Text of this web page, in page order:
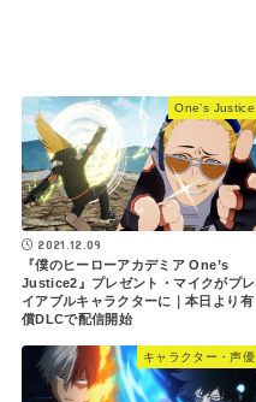
One’s Justice
2021.12.09
『僕のヒーローアカデミア One’s
Justice2』プレゼント・マイクがプレ
イアブルキャラクターに｜本日より有
償DLCで配信開始
キャラクター・声優